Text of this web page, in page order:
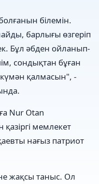
білемін.
барлығы өзгеріп
Бұл әбден ойланып-
сондықтан бұған
қалмасын", -
Nur Otan
мемлекет
нағыз патриот
жақсы таныс. Ол